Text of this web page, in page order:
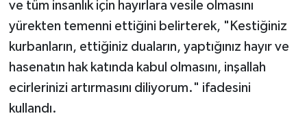
ve tüm insanlık için hayırlara vesile olmasını
yürekten temenni ettiğini belirterek, "Kestiğiniz
kurbanların, ettiğiniz duaların, yaptığınız hayır ve
hasenatın hak katında kabul olmasını, inşallah
ecirlerinizi artırmasını diliyorum." ifadesini
kullandı.
Bitlis Müftülüğü
Bolu Müftülüğü
Burdur Müftülüğü
Sağlık
Makaleler
Ekonomi